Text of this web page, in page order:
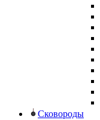
Сковороды